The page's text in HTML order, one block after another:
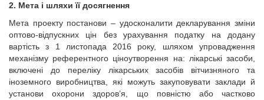
2. Мета і шляхи її досягнення
Мета проекту постанови – удосконалити декларування зміни
оптово-відпускних цін без урахування податку на додану
вартість з 1 листопада 2016 року, шляхом упровадження
механізму референтного ціноутворення на: лікарські засоби,
включені до переліку лікарських засобів вітчизняного та
іноземного виробництва, які можуть закуповувати заклади й
установи охорони здоров’я, що повністю або частково